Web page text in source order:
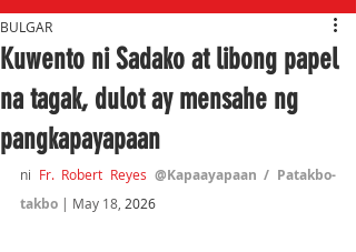
Kuwento ni Sadako at libong papel
na tagak, dulot ay mensahe ng
pangkapayapaan
BULGAR
ni Fr. Robert Reyes @Kapaayapaan / Patakbo-
takbo | May 18, 2026